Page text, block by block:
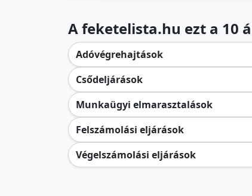
A feketelista.hu ezt a 10
Adóvégrehajtások
Csődeljárások
Munkaügyi elmarasztalások
Felszámolási eljárások
Végelszámolási eljárások